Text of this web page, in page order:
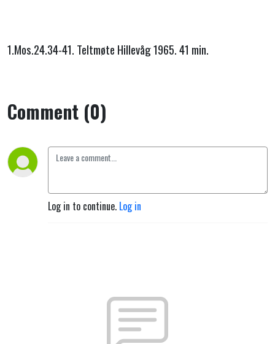
1.Mos.24.34-41. Teltmøte Hillevåg 1965. 41 min.
Comment (0)
Log in to continue. Log in